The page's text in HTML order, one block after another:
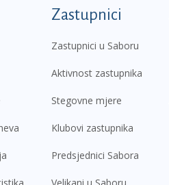
izbornik
Zastupnici
Zastupnici u Saboru
Aktivnost zastupnika
Stegovne mjere
Klubovi zastupnika
Predsjednici Sabora